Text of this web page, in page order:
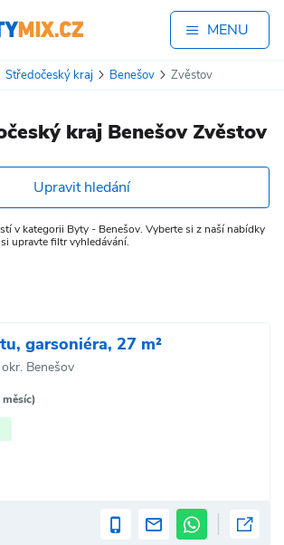
MENU
Středočeský kraj Benešov Zvěstov
kraj Benešov Zvěstov
Upravit hledání
v kategorii Byty - Benešov. Vyberte si z naší nabídky
upravte filtr vyhledávání.
garsoniéra, 27 m²
Benešov
měsíc)